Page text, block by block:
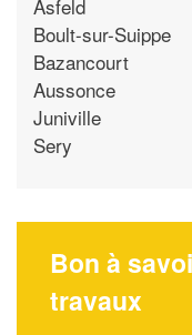
Asfeld
Boult-sur-Suippe
Bazancourt
Aussonce
Juniville
Sery
Bon à
travaux